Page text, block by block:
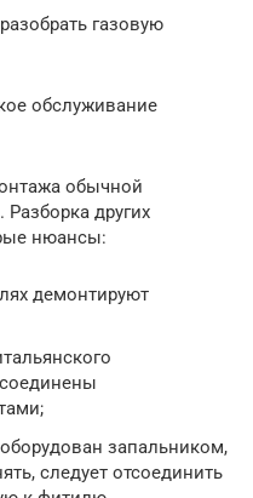
газовую
обслуживание
обычной
других
нюансы:
демонтируют
запальником,
следует отсоединить